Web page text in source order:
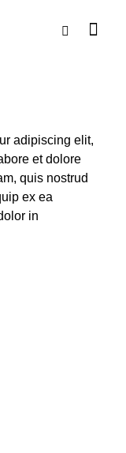
adipiscing elit,
et dolore
quis nostrud
ex ea
in